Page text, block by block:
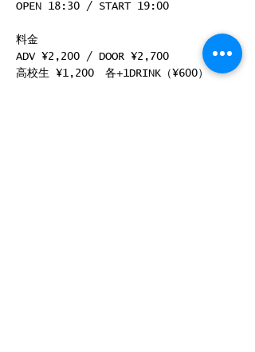
OPEN 18:30 / START 19:00
料金
ADV ¥2,200 / DOOR ¥2,700
高校生 ¥1,200　各+1DRINK（¥600）